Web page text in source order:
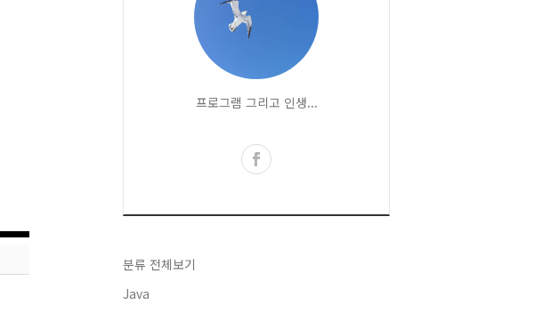
프로그램 그리고 인생...
분류 전체보기
Java